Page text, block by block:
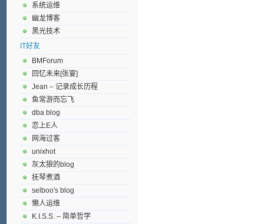
系统运维
幽龙博客
黑光技术
IT好友
BMForum
回忆未来[张宴]
Jean – 记录成长历程
鱼常游而忘飞
dba blog
恋上E人
网海过客
unixhot
灰太狼的blog
抚琴煮酒
selboo's blog
懒人运维
K.I.S.S. – 简单哲学